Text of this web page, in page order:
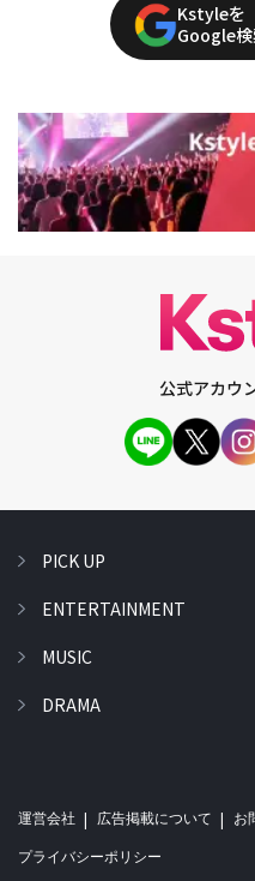
Kstyleを
Google
公式アカウ
PICK UP
ENTERTAINMENT
MUSIC
DRAMA
運営会社 広告掲載について お
プライバシーポリシー